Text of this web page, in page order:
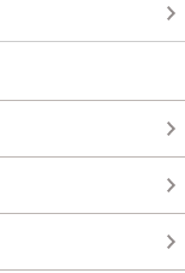
待ちいたしてお